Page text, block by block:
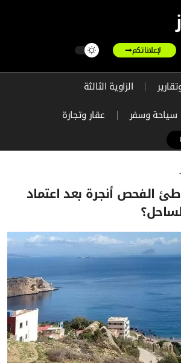
لإعلاناتكم
الزاوية الثالثة
سياحة وسفر عقار وتجارة
الفحص أنجرة بعد اعتماد